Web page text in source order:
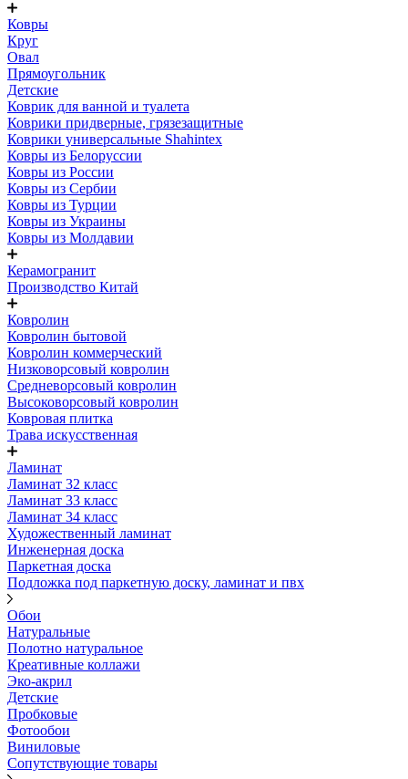
Ковры
Круг
Овал
Прямоугольник
Детские
Коврик для ванной и туалета
Коврики придверные, грязезащитные
Коврики универсальные Shahintex
Ковры из Белоруссии
Ковры из России
Ковры из Сербии
Ковры из Турции
Ковры из Украины
Ковры из Молдавии
Керамогранит
Производство Китай
Ковролин
Ковролин бытовой
Ковролин коммерческий
Низковорсовый ковролин
Средневорсовый ковролин
Высоковорсовый ковролин
Ковровая плитка
Трава искусственная
Ламинат
Ламинат 32 класс
Ламинат 33 класс
Ламинат 34 класс
Художественный ламинат
Инженерная доска
Паркетная доска
Подложка под паркетную доску, ламинат и пвх
Обои
Натуральные
Полотно натуральное
Креативные коллажи
Эко-акрил
Детские
Пробковые
Фотообои
Виниловые
Сопутствующие товары